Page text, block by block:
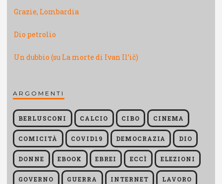
Grazie, Lombardia
Dio petrolio
Un dubbio (su La morte di Ivan Il’ič)
ARGOMENTI
BERLUSCONI CALCIO CIBO CINEMA
COMICITÀ COVID19 DEMOCRAZIA DIO
DONNE EBOOK EBREI ECCÌ ELEZIONI
GOVERNO GUERRA INTERNET LAVORO